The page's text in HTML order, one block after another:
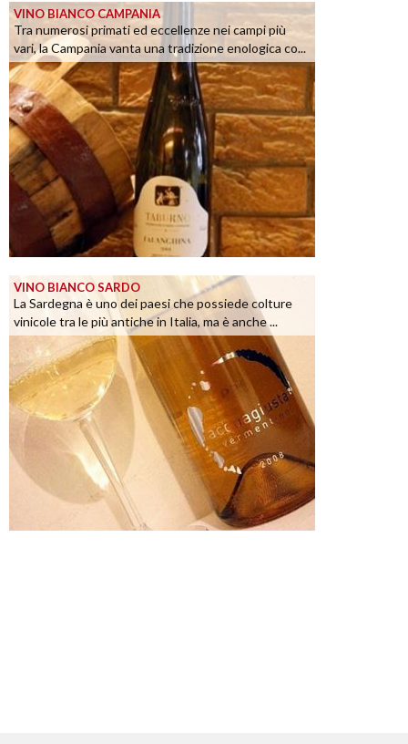
VINO BIANCO CAMPANIA
Tra numerosi primati ed eccellenze nei campi più
vari, la Campania vanta una tradizione enologica co...
VINO BIANCO SARDO
La Sardegna è uno dei paesi che possiede colture
vinicole tra le più antiche in Italia, ma è anche ...